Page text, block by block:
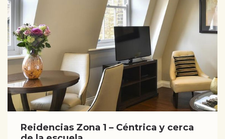
Reidencias Zona 1 – Céntrica y cerca